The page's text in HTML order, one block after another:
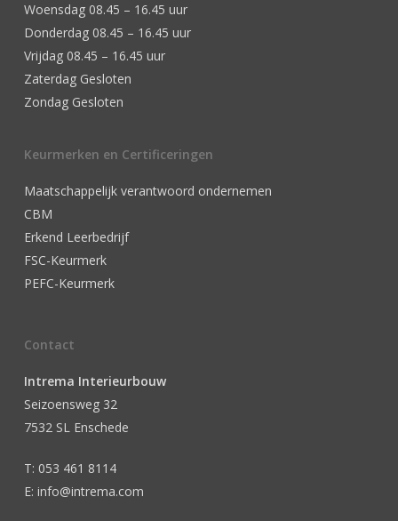
Woensdag 08.45 – 16.45 uur
Donderdag 08.45 – 16.45 uur
Vrijdag 08.45 – 16.45 uur
Zaterdag Gesloten
Zondag Gesloten
Keurmerken en Certificeringen
Maatschappelijk verantwoord ondernemen
CBM
Erkend Leerbedrijf
FSC-Keurmerk
PEFC-Keurmerk
Contact
Intrema Interieurbouw
Seizoensweg 32
7532 SL Enschede
T: 053 461 8114
E: info@intrema.com